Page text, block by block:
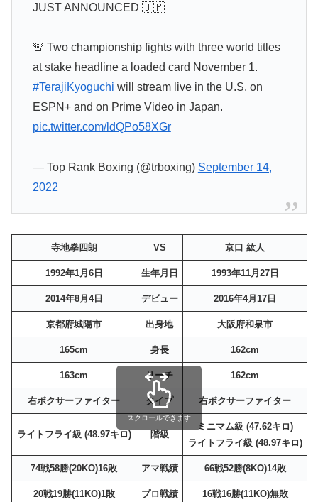
JUST ANNOUNCED 🇯🇵
🚨 Two championship fights with three world titles
at stake headline a loaded card November 1.
#TerajiKyoguchi will stream live in the U.S. on
ESPN+ and on Prime Video in Japan.
pic.twitter.com/ldQPo58XGr
— Top Rank Boxing (@trboxing) September 14,
2022
寺地拳四朗 VS 京口 紘人
1992年1月6日 生年月日 1993年11月27日
2014年8月4日 デビュー 2016年4月17日
京都府城陽市 出身地 大阪府和泉市
165cm 身長 162cm
163cm リーチ 162cm
右ボクサーファイター タイプ 右ボクサーファイター
ライトフライ級 (48.97キロ) 階級
ミニマム級 (47.62キロ)
ライトフライ級 (48.97キロ)
74戦58勝(20KO)16敗 アマ戦績 66戦52勝(8KO)14敗
20戦19勝(11KO)1敗 プロ戦績 16戦16勝(11KO)無敗
スクロールできます